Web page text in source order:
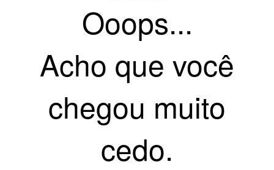
Ooops...
Acho que você
chegou muito
cedo.